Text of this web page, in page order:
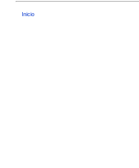
Inicio